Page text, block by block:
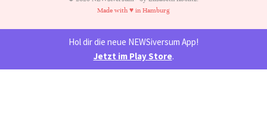
Made with ♥ in Hamburg
Hol dir die neue NEWSiversum App!
Jetzt im Play Store.